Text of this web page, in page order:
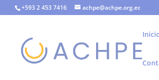
+593 2 453 7416 achpe@achpe.org.ec